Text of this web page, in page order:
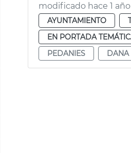
modificado hace 1 año
AYUNTAMIENTO
EN PORTADA
PEDANIES
DANA